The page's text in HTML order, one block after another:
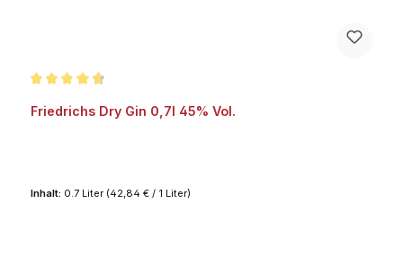
Friedrichs Dry Gin 0,7l 45% Vol.
Inhalt: 0.7 Liter (42,84 € / 1 Liter)